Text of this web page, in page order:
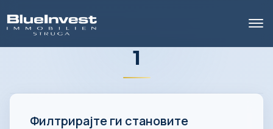
1
Филтрирајте ги становите